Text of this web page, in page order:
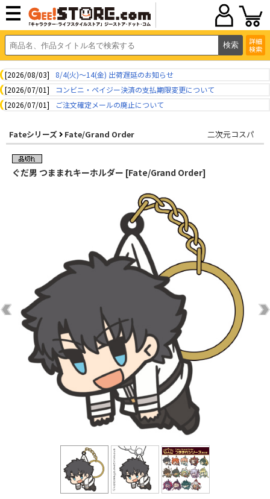
詳細
検索
[2026/08/03]
8/4(火)～14(金) 出荷遅延のお知らせ
[2026/07/01]
コンビニ・ペイジー決済の支払期限変更について
[2026/07/01]
ご注文確定メールの廃止について
Fateシリーズ Fate/Grand Order 二次元コスパ
ぐだ男 つままれキーホルダー [Fate/Grand Order]